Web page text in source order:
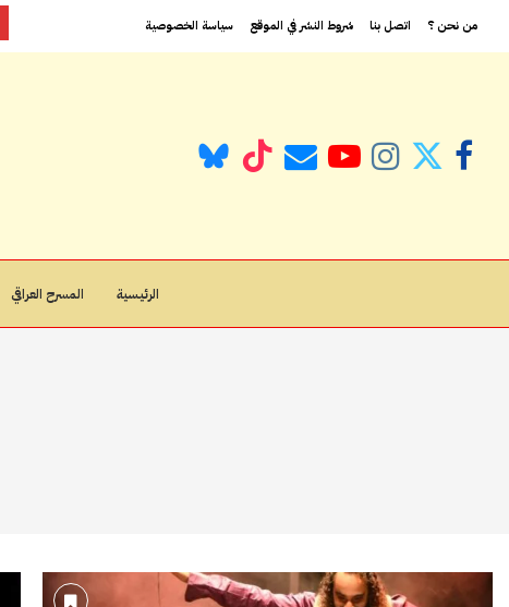
من نحن ؟ اتصل بنا شروط النشر في الموقع سياسة الخصوصية
الرئيسية المسرح العراقي